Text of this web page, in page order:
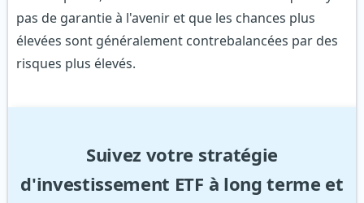
pas de garantie à l'avenir et que les chances plus
élevées sont généralement contrebalancées par des
risques plus élevés.
Suivez votre stratégie
d'investissement ETF à long terme et